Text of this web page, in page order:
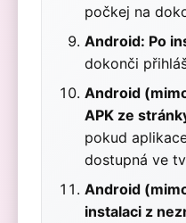
počkej na
Android: Po
dokonči
Android
APK ze
pokud
dostupná ve
Android
instalaci z